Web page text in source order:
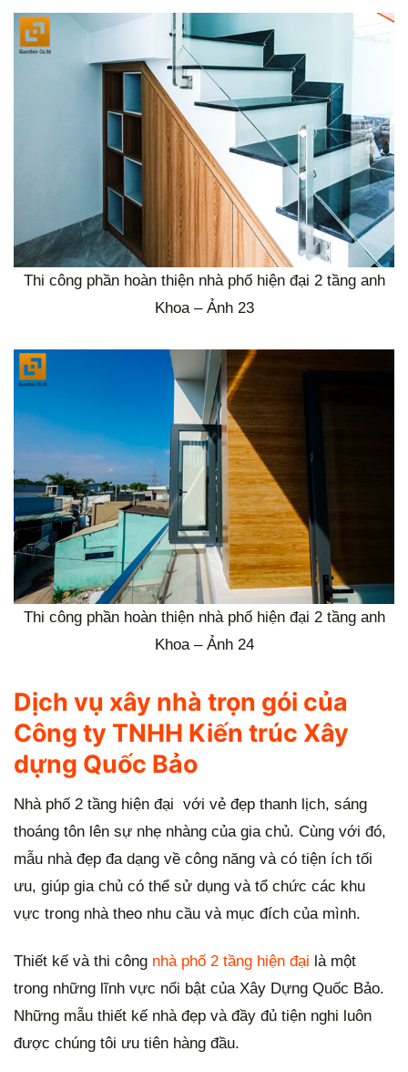
Thi công phần hoàn thiện nhà phố hiện đại 2 tầng anh
Khoa – Ảnh 23
Thi công phần hoàn thiện nhà phố hiện đại 2 tầng anh
Khoa – Ảnh 24
Dịch vụ xây nhà trọn gói của
Công ty TNHH Kiến trúc Xây
dựng Quốc Bảo
Nhà phố 2 tầng hiện đại với vẻ đẹp thanh lịch, sáng
thoáng tôn lên sự nhẹ nhàng của gia chủ. Cùng với đó,
mẫu nhà đẹp đa dạng về công năng và có tiện ích tối
ưu, giúp gia chủ có thể sử dụng và tổ chức các khu
vực trong nhà theo nhu cầu và mục đích của mình.
Thiết kế và thi công nhà phố 2 tầng hiện đại là một
trong những lĩnh vực nổi bật của Xây Dựng Quốc Bảo.
Những mẫu thiết kế nhà đẹp và đầy đủ tiện nghi luôn
được chúng tôi ưu tiên hàng đầu.